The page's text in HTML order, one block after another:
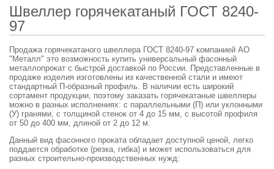
Швеллер горячекатаный ГОСТ 8240-
97
Продажа горячекатаного швеллера ГОСТ 8240-97 компанией АО
"Металл" это возможность купить универсальный фасонный
металлопрокат с быстрой доставкой по России. Представленные в
продаже изделия изготовлены из качественной стали и имеют
стандартный П-образный профиль. В наличии есть широкий
сортамент продукции, поэтому заказать горячекатаные швеллеры
можно в разных исполнениях: с параллельными (П) или уклонными
(У) гранями, с толщиной стенок от 4 до 15 мм, с высотой профиля
от 50 до 400 мм, длиной от 2 до 12 м.
Данный вид фасонного проката обладает доступной ценой, легко
поддается обработке (резка, гибка) и может использоваться для
разных строительно-производственных нужд: